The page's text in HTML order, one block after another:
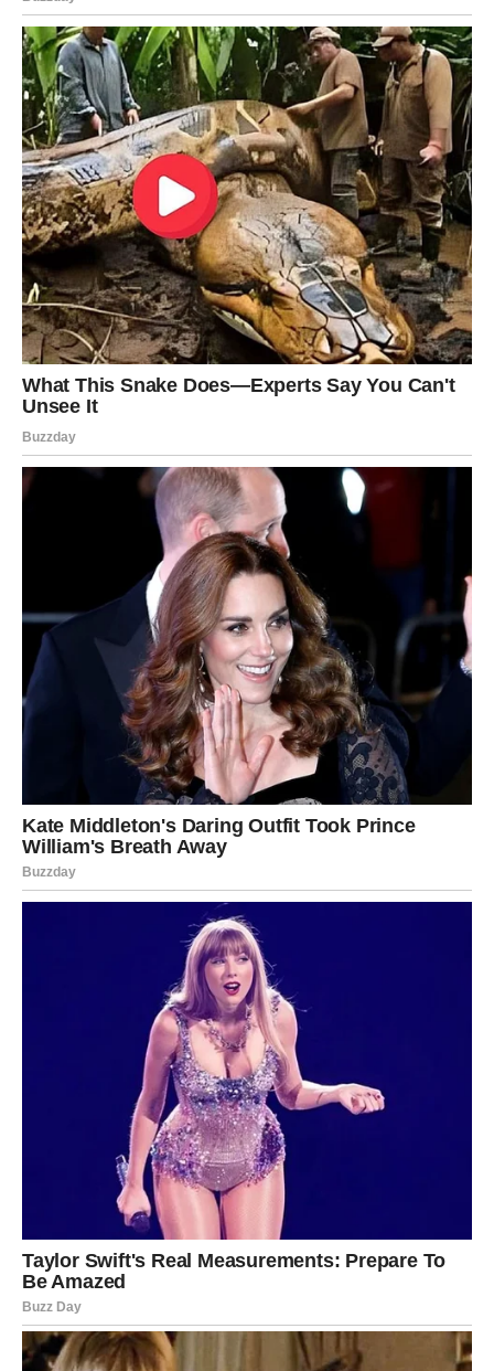
Jedna poslovna promjena donosi vam mnogo više
stabilnosti i mira.
Trud vam donosi veliku nagradu
Pred vama su veoma važni trenuci.
VAGA
Zvijezde vam donose priliku da spojite posao i
zadovoljstvo.
Nova saradnja ili projekat mogli bi vam donijeti mnogo
više novca nego što očekujete.
Novac dolazi kroz ljude i kontakte
Pred vama su veoma pozitivni dani.
ŠKORPIJA
Pred vama je veliki finansijski preokret.
Sve ono što je dugo bilo blokirano sada konačno dolazi
Finansijska vrata vam se širom otvaraju
Pred vama su veoma uspješni i važni dani.
STRIJELAC
Nova energija donosi vam mnogo novih ideja i poslovnih
prilika.
Moguća je zarada kroz internet, putovanja ili saradnju sa
ljudima iz inostranstva.